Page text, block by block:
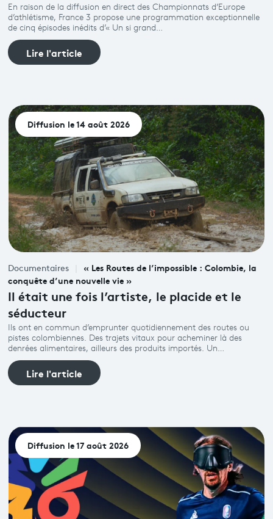
En raison de la diffusion en direct des Championnats d’Europe
d’athlétisme, France 3 propose une programmation exceptionnelle
de cinq épisodes inédits d’« Un si grand…
Lire l'article
Diffusion le 14 août 2026
Documentaires
« Les Routes de l’impossible : Colombie, la
conquête d’une nouvelle vie »
Il était une fois l’artiste, le placide et le
séducteur
Ils ont en commun d’emprunter quotidiennement des routes ou
pistes colombiennes. Des trajets vitaux pour acheminer là des
denrées alimentaires, ailleurs des produits importés. Un…
Lire l'article
Diffusion le 17 août 2026